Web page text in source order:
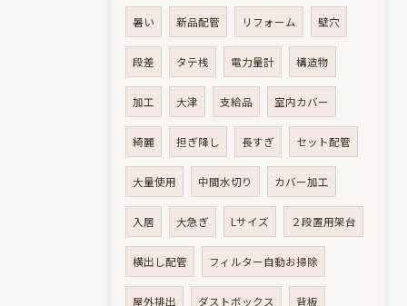
暑い 新品配管 リフォーム 壁穴
段差 タテ桟 電力量計 構造物
加工 大津 支給品 室内カバー
綺麗 担ぎ降し 長すぎ セット配管
大量使用 中間水切り カバー加工
入居 大急ぎ Lサイズ ２段置用架台
横出し配管 フィルター自動お掃除
屋外排出 ダストボックス 背板